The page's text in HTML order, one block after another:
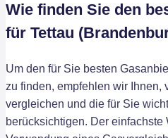
Wie finden Sie den
für Tettau
Um den für Sie besten
zu finden, empfehlen wir Ihnen,
vergleichen und die für Sie
berücksichtigen. Der einfachste